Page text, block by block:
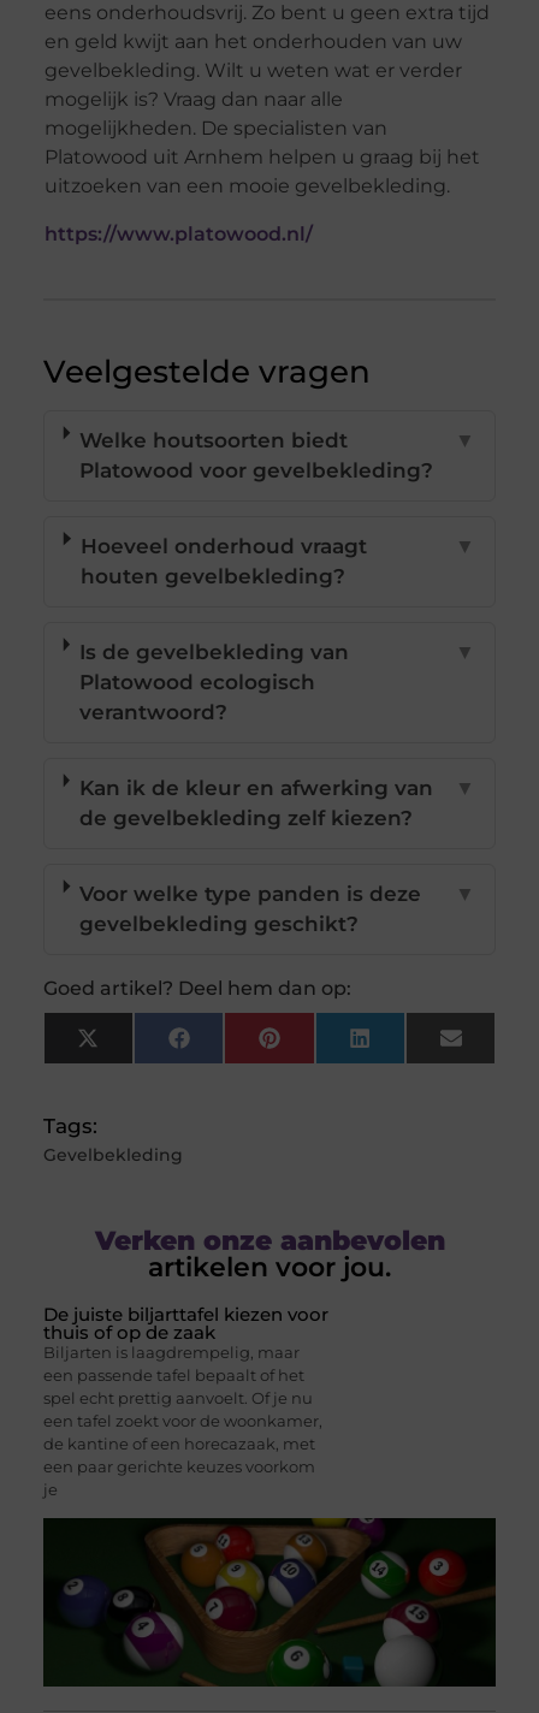
eens onderhoudsvrij. Zo bent u geen extra tijd
en geld kwijt aan het onderhouden van uw
gevelbekleding. Wilt u weten wat er verder
mogelijk is? Vraag dan naar alle
mogelijkheden. De specialisten van
Platowood uit Arnhem helpen u graag bij het
uitzoeken van een mooie gevelbekleding.
https://www.platowood.nl/
Veelgestelde vragen
Welke houtsoorten biedt
Platowood voor gevelbekleding?
▼
Hoeveel onderhoud vraagt
houten gevelbekleding?
▼
Is de gevelbekleding van
Platowood ecologisch
verantwoord?
▼
Kan ik de kleur en afwerking van
de gevelbekleding zelf kiezen?
▼
Voor welke type panden is deze
gevelbekleding geschikt?
▼
Goed artikel? Deel hem dan op:
X
(Twitter)
FacebookPinterestLinkedInEmail
Tags:
Gevelbekleding
Verken onze aanbevolen
artikelen voor jou.
De juiste biljarttafel kiezen voor
thuis of op de zaak
Biljarten is laagdrempelig, maar
een passende tafel bepaalt of het
spel echt prettig aanvoelt. Of je nu
een tafel zoekt voor de woonkamer,
de kantine of een horecazaak, met
een paar gerichte keuzes voorkom
je